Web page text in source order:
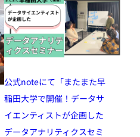
公式noteにて「またまた早
稲田大学で開催！データサ
イエンティストが企画した
データアナリティクスセミ